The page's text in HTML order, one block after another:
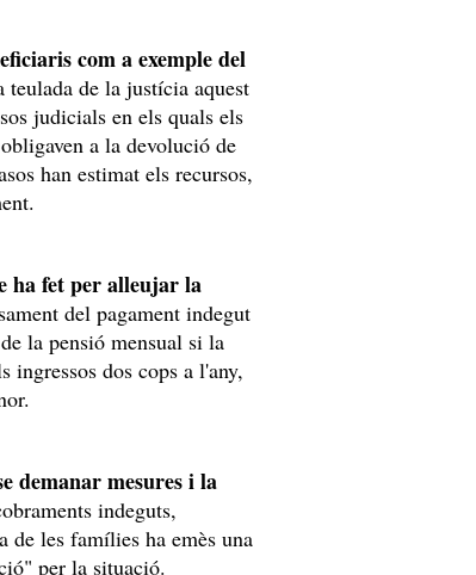
com a exemple del
teulada de la justícia aquest
judicials en els quals els
a la devolució de
han estimat els recursos,
ha fet per alleujar la
del pagament indegut
la pensió mensual si la
dos cops a l'any,
demanar mesures i la
indeguts,
les famílies ha emès una
per la situació.